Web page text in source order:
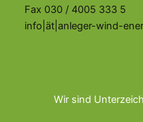
Fax 030 / 4005 333 5
info|ät|anleger-wind-
Wir sind